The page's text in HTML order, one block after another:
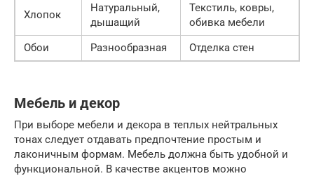
Хлопок
Натуральный,
дышащий
Текстиль, ковры,
обивка мебели
Обои
Разнообразная Отделка стен
Мебель и декор
При выборе мебели и декора в теплых нейтральных
тонах следует отдавать предпочтение простым и
лаконичным формам. Мебель должна быть удобной и
функциональной. В качестве акцентов можно